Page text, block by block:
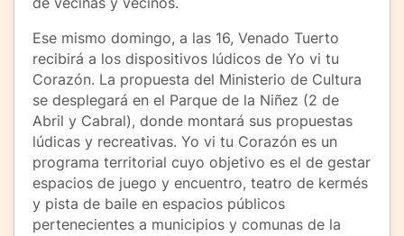
Ese mismo domingo, a las 16, Venado Tuerto
recibirá a los dispositivos lúdicos de Yo vi tu
Corazón. La propuesta del Ministerio de Cultura
se desplegará en el Parque de la Niñez (2 de
Abril y Cabral), donde montará sus propuestas
lúdicas y recreativas. Yo vi tu Corazón es un
programa territorial cuyo objetivo es el de gestar
espacios de juego y encuentro, teatro de kermés
y pista de baile en espacios públicos
pertenecientes a municipios y comunas de la